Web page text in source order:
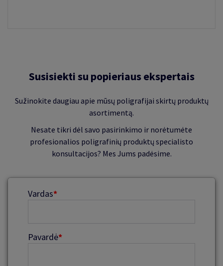
Susisiekti su popieriaus ekspertais
Sužinokite daugiau apie mūsų poligrafijai skirtų produktų
asortimentą.
Nesate tikri dėl savo pasirinkimo ir norėtumėte
profesionalios poligrafinių produktų specialisto
konsultacijos? Mes Jums padėsime.
Vardas*
Pavardė*